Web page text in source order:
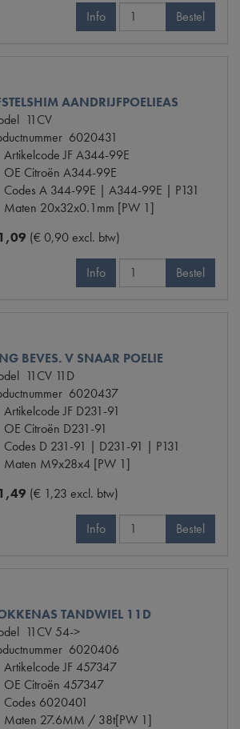
Info Bestel
AANDRIJFPOELIEAS
11CV
6020431
Artikelcode JFA344-99E
OE Citroën A344-99E
Codes A 344-99E | A344-99E | P131
Maten 20x32x0.1mm [PW 1]
(€ 0,90 excl. btw)
Info Bestel
BEVES. V SNAAR POELIE
11CV 11D
6020437
Artikelcode JF D231-91
OE Citroën D231-91
Codes D 231-91 | D231-91 | P131
Maten M9x28x4 [PW 1]
(€ 1,23 excl. btw)
Info Bestel
TANDWIEL 11D
11CV 54->
6020406
Artikelcode JF457347
OE Citroën 457347
Codes 6020401
Maten 27.6MM / 38t[PW 1]